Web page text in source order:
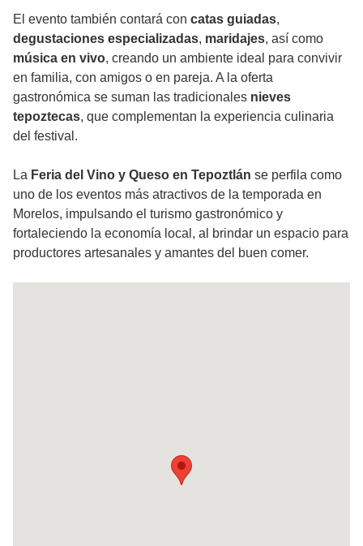
El evento también contará con catas guiadas,
degustaciones especializadas, maridajes, así como
música en vivo, creando un ambiente ideal para convivir
en familia, con amigos o en pareja. A la oferta
gastronómica se suman las tradicionales nieves
tepoztecas, que complementan la experiencia culinaria
del festival.
La Feria del Vino y Queso en Tepoztlán se perfila como
uno de los eventos más atractivos de la temporada en
Morelos, impulsando el turismo gastronómico y
fortaleciendo la economía local, al brindar un espacio para
productores artesanales y amantes del buen comer.